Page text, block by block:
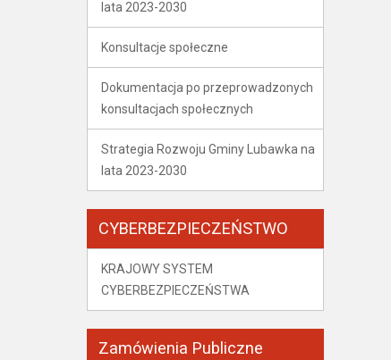
lata 2023-2030
Konsultacje społeczne
Dokumentacja po przeprowadzonych
konsultacjach społecznych
Strategia Rozwoju Gminy Lubawka na
lata 2023-2030
CYBERBEZPIECZEŃSTWO
KRAJOWY SYSTEM
CYBERBEZPIECZEŃSTWA
Zamówienia Publiczne